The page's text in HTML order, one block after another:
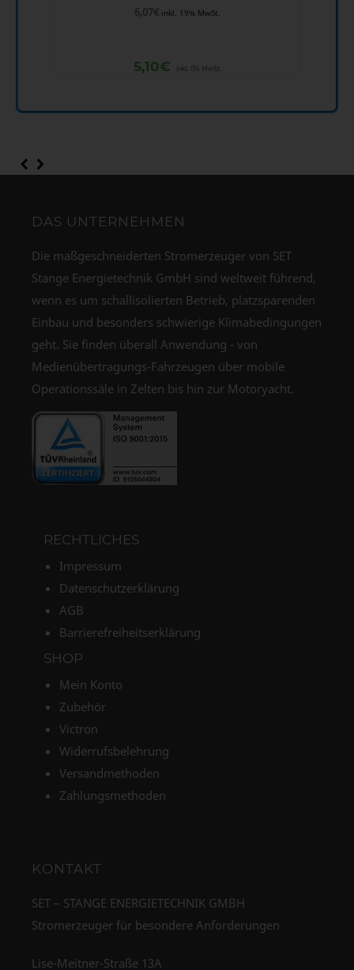
6,07€inkl. 19% MwSt.
5,10€ inkl. 0% MwSt.
DAS UNTERNEHMEN
Die maßgeschneiderten Stromerzeuger von SET
Stange Energietechnik GmbH sind weltweit führend,
wenn es um schallisolierten Betrieb, platzsparenden
Einbau und besonders schwierige Klimabedingungen
geht. Sie finden überall Anwendung - von
Medienübertragungs-Fahrzeugen über mobile
Operationssäle in Zelten bis hin zur Motoryacht.
RECHTLICHES
Impressum
Datenschutzerklärung
AGB
Barrierefreiheitserklärung
SHOP
Mein Konto
Zubehör
Victron
Widerrufsbelehrung
Versandmethoden
Zahlungsmethoden
KONTAKT
SET – STANGE ENERGIETECHNIK GMBH
Stromerzeuger für besondere Anforderungen
Lise-Meitner-Straße 13A